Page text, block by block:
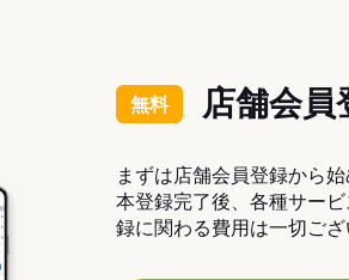
無料 店舗会員
まずは店舗会員登録から始
本登録完了後、各種サー
録に関わる費用は一切ござ